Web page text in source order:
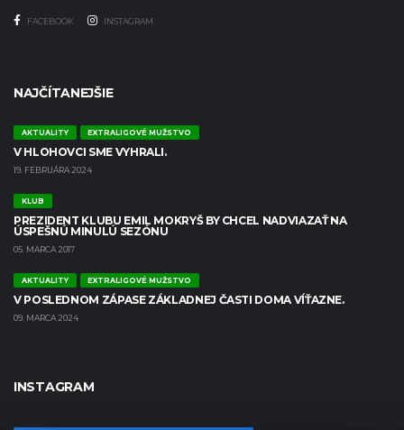
FACEBOOK INSTAGRAM
NAJČÍTANEJŠIE
AKTUALITY EXTRALIGOVÉ MUŽSTVO
V HLOHOVCI SME VYHRALI.
19. FEBRUÁRA 2024
KLUB
PREZIDENT KLUBU EMIL MOKRYŠ BY CHCEL NADVIAZAŤ NA
ÚSPEŠNÚ MINULÚ SEZÓNU
05. MARCA 2017
AKTUALITY EXTRALIGOVÉ MUŽSTVO
V POSLEDNOM ZÁPASE ZÁKLADNEJ ČASTI DOMA VÍŤAZNE.
09. MARCA 2024
INSTAGRAM